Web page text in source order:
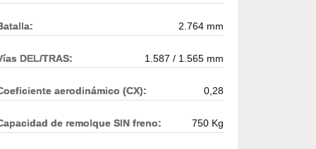
2.764 mm
DEL/TRAS: 1.587 / 1.565 mm
aerodinámico (CX): 0,28
de remolque SIN freno: 750 Kg